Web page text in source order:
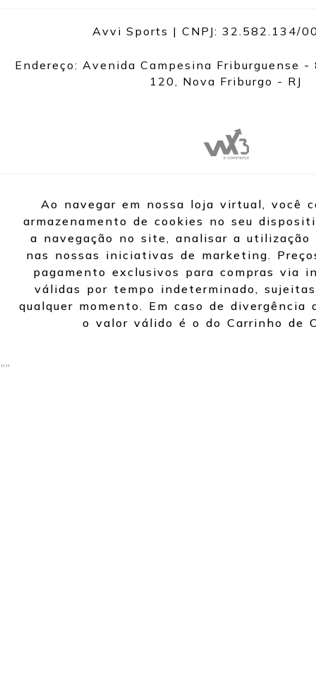
Avvi Sports | CNPJ: 32.582.134/
Endereço: Avenida Campesina Friburguense
120, Nova Friburgo - RJ
Ao navegar em nossa loja virtual, você
armazenamento de cookies no seu
a navegação no site, analisar a
nas nossas iniciativas de marketing.
pagamento exclusivos para compras via
válidas por tempo indeterminado,
qualquer momento. Em caso de divergência
o valor válido é o do Carrinho de
""